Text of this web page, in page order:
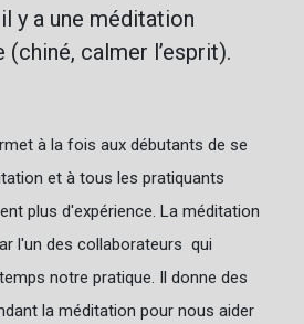
y a une méditation
calmer l’esprit).
à la fois aux débutants de se
et à tous les pratiquants
plus d'expérience. La méditation
l'un des collaborateurs qui
notre pratique. Il donne des
la méditation pour nous aider